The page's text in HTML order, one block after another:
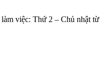
việc: Thứ 2 – Chủ nhật từ